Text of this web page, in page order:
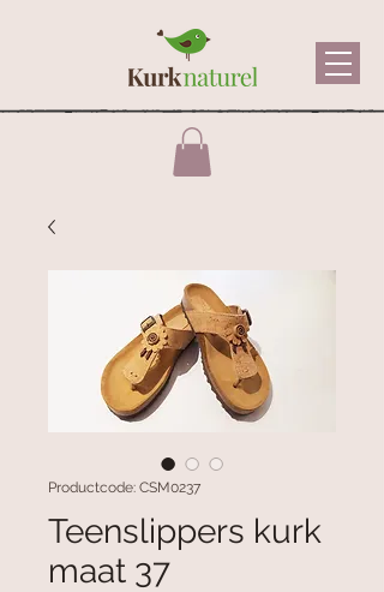
Productcode: CSM0237
Teenslippers kurk
maat 37